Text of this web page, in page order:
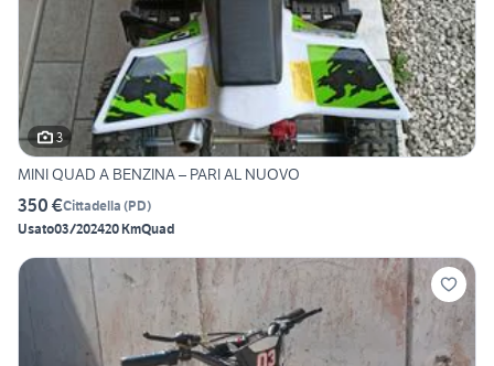
3
MINI QUAD A BENZINA – PARI AL NUOVO
350 €Cittadella (PD)
Usato03/202420 KmQuad